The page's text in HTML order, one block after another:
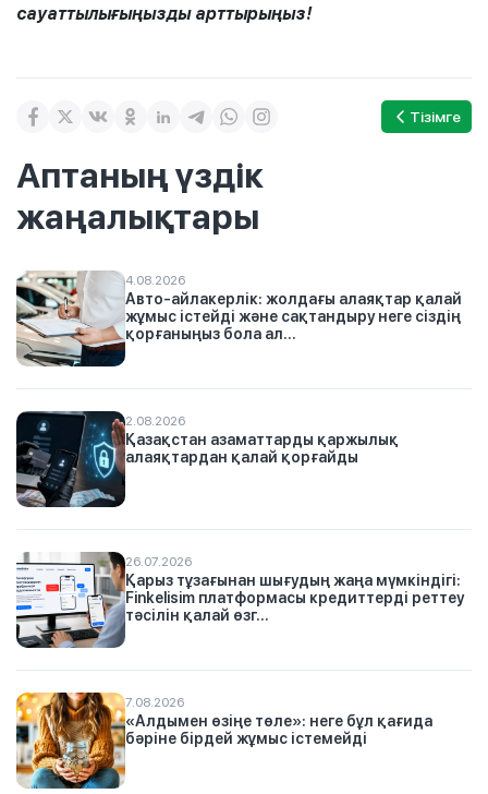
сауаттылығыңызды арттырыңыз!
Тізімге
Аптаның үздік
жаңалықтары
4.08.2026
Авто-айлакерлік: жолдағы алаяқтар қалай
жұмыс істейді және сақтандыру неге сіздің
қорғаныңыз бола ал...
2.08.2026
Қазақстан азаматтарды қаржылық
алаяқтардан қалай қорғайды
26.07.2026
Қарыз тұзағынан шығудың жаңа мүмкіндігі:
Finkelisim платформасы кредиттерді реттеу
тәсілін қалай өзг...
7.08.2026
«Алдымен өзіңе төле»: неге бұл қағида
бәріне бірдей жұмыс істемейді